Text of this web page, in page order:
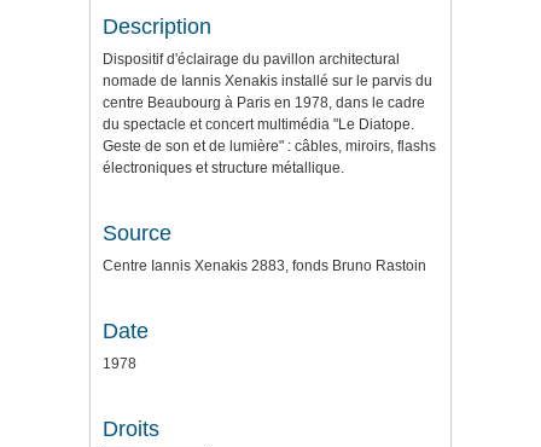
Description
Dispositif d'éclairage du pavillon architectural
nomade de Iannis Xenakis installé sur le parvis du
centre Beaubourg à Paris en 1978, dans le cadre
du spectacle et concert multimédia "Le Diatope.
Geste de son et de lumière" : câbles, miroirs, flashs
électroniques et structure métallique.
Source
Centre Iannis Xenakis 2883, fonds Bruno Rastoin
Date
1978
Droits